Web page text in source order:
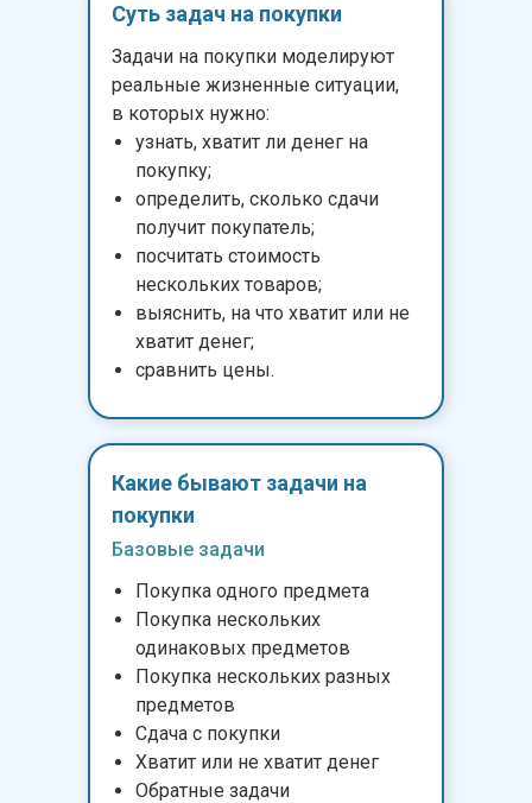
Покупка одного предмета
Покупка нескольких
одинаковых предметов
Покупка нескольких разных
предметов
Сдача с покупки
Хватит или не хватит денег
Обратные задачи
Какие бывают задачи на
покупки
Задачи на покупки моделируют
реальные жизненные ситуации,
в которых нужно:
узнать, хватит ли денег на
покупку;
определить, сколько сдачи
получит покупатель;
посчитать стоимость
нескольких товаров;
выяснить, на что хватит или не
хватит денег;
сравнить цены.
Суть задач на покупки
Базовые задачи